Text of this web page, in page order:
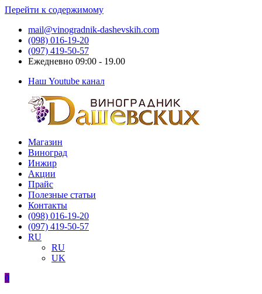
Перейти к содержимому
mail@vinogradnik-dashevskih.com
(098) 016-19-20
(097) 419-50-57
Ежедневно 09:00 - 19.00
Наш Youtube канал
Виноградник
Дашевских
Саженцы
черенки
винограда
Магазин
Виноград
Инжир
Акции
Прайс
Полезные статьи
Контакты
(098) 016-19-20
(097) 419-50-57
RU
RU
UK
0